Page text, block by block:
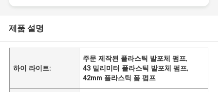
제품 설명
하이 라이트:
주문 제작된 플라스틱 발포체 펌프,
43 밀리미터 플라스틱 발포체 펌프,
42mm 플라스틱 폼 펌프